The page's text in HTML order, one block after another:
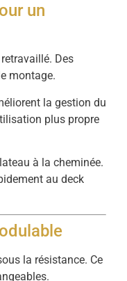
un
Des
montage.
la gestion du
plus propre
à la cheminée.
au deck
la résistance. Ce